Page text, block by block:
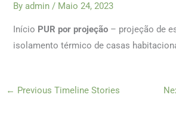
By admin/ Maio 24, 2023
Início PUR por projeção – projeção de
isolamento térmico de casas
← Previous Timeline Stories